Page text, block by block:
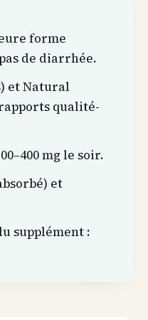
forme
de diarrhée.
et Natural
qualité-
mg le soir.
et
supplément :